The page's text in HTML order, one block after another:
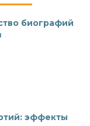
биографий
эффекты